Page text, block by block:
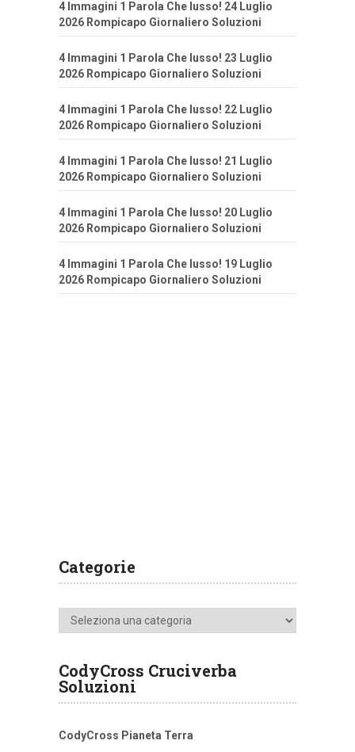
4 Immagini 1 Parola Che lusso! 24 Luglio
2026 Rompicapo Giornaliero Soluzioni
4 Immagini 1 Parola Che lusso! 23 Luglio
2026 Rompicapo Giornaliero Soluzioni
4 Immagini 1 Parola Che lusso! 22 Luglio
2026 Rompicapo Giornaliero Soluzioni
4 Immagini 1 Parola Che lusso! 21 Luglio
2026 Rompicapo Giornaliero Soluzioni
4 Immagini 1 Parola Che lusso! 20 Luglio
2026 Rompicapo Giornaliero Soluzioni
4 Immagini 1 Parola Che lusso! 19 Luglio
2026 Rompicapo Giornaliero Soluzioni
Categorie
Categorie
CodyCross Cruciverba
Soluzioni
CodyCross Pianeta Terra